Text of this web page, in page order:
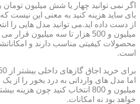
اگر نمی توانید چهار یا شش میلیون
بای ساید هزینه کنید به معنی این نیست که
از دست داده اید.می توانید مدل هایی را
میلیون و 500 هزار تا سه میلیون
محصولات کیفیتی مناسب دارند و
است.
میلیون و 800 انتخاب کنید چون
خواهد بود نه امکانات.